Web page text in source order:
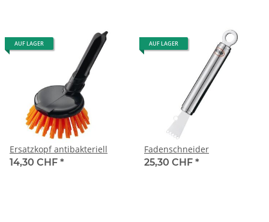
AUF LAGER
Ersatzkopf antibakteriell
14,30 CHF *
AUF LAGER
Fadenschneider
25,30 CHF *